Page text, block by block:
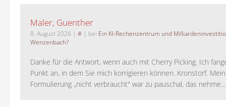
Maler, Guenther
8. August 2026 | # | bei Ein KI-Rechenzentrum und
Wenzenbach?
Danke für die Antwort, wenn auch mit Cherry Picking. Ich
Punkt an, in dem Sie mich korrigieren können. Kronstorf.
Formulierung „nicht verbraucht" war zu pauschal, das nehme...